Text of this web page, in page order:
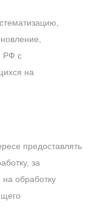
РФ с
на
предоставлять
за
на обработку